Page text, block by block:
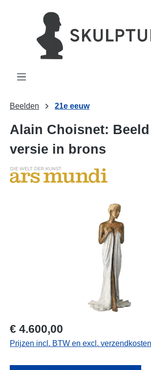
Beelden 21e eeuw
Alain Choisnet:
versie in brons
Afbeeldingengalerij overslaan
€ 4.600,00
Prijzen incl. BTW en excl. verzendkosten